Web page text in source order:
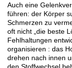
Auch eine
führen: der Körper
Schmerzen zu
oft nicht „die beste
Fehlhaltungen
organisieren : das
drehen nach innen
den Stoffwechsel